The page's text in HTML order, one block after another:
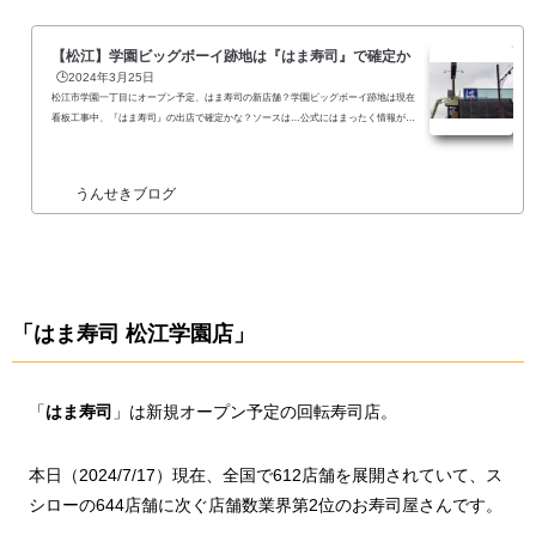
【松江】学園ビッグボーイ跡地は『はま寿司』で確定か
🕒️2024年3月25日
松江市学園一丁目にオープン予定、はま寿司の新店舗？学園ビッグボーイ跡地は現在
看板工事中、『はま寿司』の出店で確定かな？ソースは…公式にはまったく情報が出
うんせきブログ
「はま寿司 松江学園店」
「はま寿司 」は新規オープン予定の回転寿司店。
本日（2024/7/17）現在、全国で612店舗を展開されていて、ス
シローの644店舗に次ぐ店舗数業界第2位のお寿司屋さんです。